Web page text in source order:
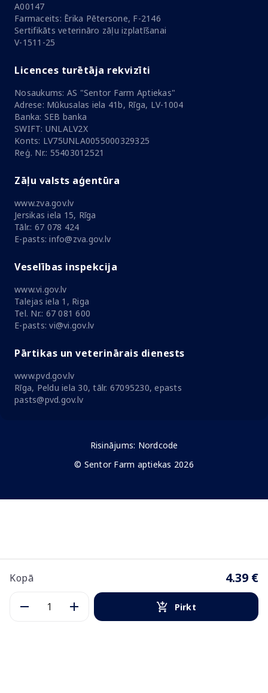
Kopā 4.39 €
Pirkt
A00147
Farmaceits: Ērika Pētersone, F-2146
Sertifikāts veterināro zāļu izplatīšanai
V-1511-25
Licences turētāja rekvizīti
Nosaukums: AS "Sentor Farm Aptiekas"
Adrese: Mūkusalas iela 41b, Rīga, LV-1004
Banka: SEB banka
SWIFT: UNLALV2X
Konts: LV75UNLA0055000329325
Reģ. Nr.: 55403012521
Zāļu valsts aģentūra
www.zva.gov.lv
Jersikas iela 15, Rīga
Tālr.: 67 078 424
E-pasts: info@zva.gov.lv
Veselības inspekcija
www.vi.gov.lv
Talejas iela 1, Riga
Tel. Nr.: 67 081 600
E-pasts: vi@vi.gov.lv
Pārtikas un veterinārais dienests
www.pvd.gov.lv
Rīga, Peldu iela 30, tālr. 67095230, epasts
pasts@pvd.gov.lv
Risinājums: Nordcode
© Sentor Farm aptiekas 2026